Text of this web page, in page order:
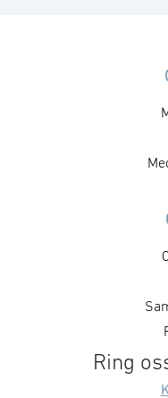
utefter en årligt
mål och aktiviteter.
mötet är att utveckla
positioner inom
att besluta om
samt att nätverka
Målsättningen är att
Ring